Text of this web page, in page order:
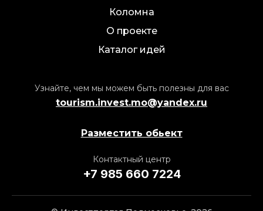
Коломна
О проекте
Каталог идей
Узнайте, чем мы можем быть полезны для вас
tourism.invest.mo@yandex.ru
Разместить обьект
Контактный центр
+7 985 660 7224